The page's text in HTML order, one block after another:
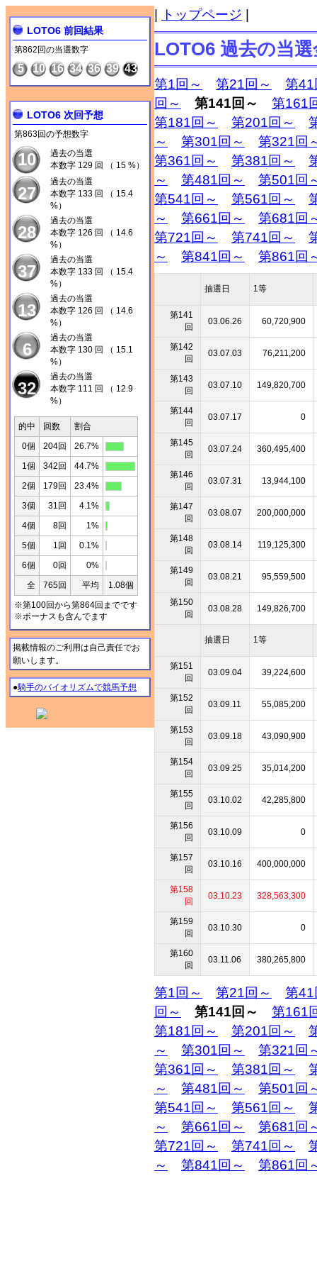
LOTO6 前回結果
第862回の当選数字
5 10 16 34 36 39 43
LOTO6 次回予想
第863回の予想数字
10
過去の当選
本数字 129 回 （ 15 %）
27
過去の当選
本数字 133 回 （ 15.4
%）
28
過去の当選
本数字 126 回 （ 14.6
%）
37
過去の当選
本数字 133 回 （ 15.4
%）
13
過去の当選
本数字 126 回 （ 14.6
%）
6
過去の当選
本数字 130 回 （ 15.1
%）
32
過去の当選
本数字 111 回 （ 12.9
%）
的中 回数
割合
0個
204回
26.7%
1個
342回
44.7%
2個
179回
23.4%
3個
31回
4.1%
4個
8回
1%
5個
1回
0.1%
6個
0回
0%
全
765回 平均
1.08個
※第100回から第864回までです
※ボーナスも含んでます
掲載情報のご利用は自己責任でお
願いします。
●騎手のバイオリズムで競馬予想
トップページ
LOTO6 過去の当選
第1回～ 第21回～
第41
回～
第141回～
第161
第181回～
第201回～
～
第301回～
第321回
第361回～
第381回～
～
第481回～
第501回
第541回～
第561回～
～
第661回～
第681回
第721回～
第741回～
～
第841回～ 第861回
抽選日 1等
第141
回
03.06.26 60,720,900
第142
回
03.07.03 76,211,200
第143
回
03.07.10 149,820,700
第144
回
03.07.17 0
第145
回
03.07.24 360,495,400
第146
回
03.07.31 13,944,100
第147
回
03.08.07 200,000,000
第148
回
03.08.14 119,125,300
第149
回
03.08.21 95,559,500
第150
回
03.08.28 149,826,700
抽選日 1等
第151
回
03.09.04 39,224,600
第152
回
03.09.11 55,085,200
第153
回
03.09.18 43,090,900
第154
回
03.09.25 35,014,200
第155
回
03.10.02 42,285,800
第156
回
03.10.09 0
第157
回
03.10.16 400,000,000
第158
回
03.10.23 328,563,300
第159
回
03.10.30 0
第160
回
03.11.06 380,265,800
第1回～ 第21回～
第41
回～
第141回～
第161
第181回～
第201回～
～
第301回～
第321回
第361回～
第381回～
～
第481回～
第501回
第541回～
第561回～
～
第661回～
第681回
第721回～
第741回～
～
第841回～ 第861回